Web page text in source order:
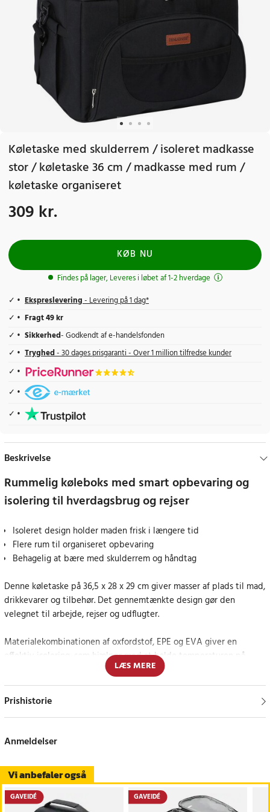
Køletaske med skulderrem / isoleret madkasse
stor / køletaske 36 cm / madkasse med rum /
køletaske organiseret
Pris:309 kr.
309 kr.
KØB NU
Findes på lager, Leveres i løbet af 1-2 hverdage
Ekspreslevering- Levering på 1 dag*
Fragt 49 kr
Sikkerhed- Godkendt af e-handelsfonden
Tryghed- 30 dages prisgaranti - Over 1 million tilfredse kunder
Beskrivelse
Rummelig køleboks med smart opbevaring og
isolering til hverdagsbrug og rejser
Isoleret design holder maden frisk i længere tid
Flere rum til organiseret opbevaring
Behagelig at bære med skulderrem og håndtag
Denne køletaske på 36,5 x 28 x 29 cm giver masser af plads til mad,
drikkevarer og tilbehør. Det gennemtænkte design gør den
velegnet til arbejde, rejser og udflugter.
Materialekombinationen af oxfordstof, EPE og EVA giver en
effektiv isolering, som hjælper med at holde temperaturen på
indholdet. Det gør, at maden holder sig frisk længere i løbet af
dagen.
adskilt fra maden.
Det rummelige indre gør det muligt at pakke flere madkasser eller
drikkevarer. Det giver fleksibilitet og gør tasken praktisk til
længere dage.
LÆS MERE
Prishistorie
Vi anbefaler også
GAVEIDÉ GAVEIDÉ
Anmeldelser